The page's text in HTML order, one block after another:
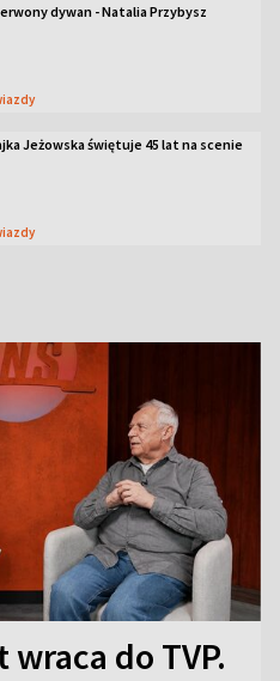
dywan - Natalia Przybysz
Jeżowska świętuje 45 lat na scenie
do TVP.